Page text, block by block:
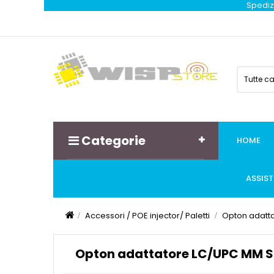
Tutte
Categorie HOME
Accessori / POE injector/ Paletti Opton
Opton adattatore LC/UPC MM